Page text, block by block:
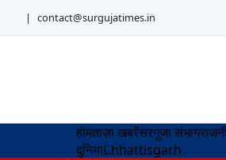
| contact@surgujatimes.in
होमताज़ा खबरेंसरगुजा संभाग
दुनियाChhattisgarh